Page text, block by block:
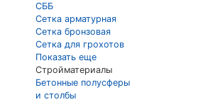
СББ
Сетка арматурная
Сетка бронзовая
Сетка для грохотов
Показать еще
Стройматериалы
Бетонные полусферы
и столбы